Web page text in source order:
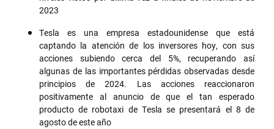
2023
Tesla es una empresa estadounidense que está
captando la atención de los inversores hoy, con sus
acciones subiendo cerca del 5%, recuperando así
algunas de las importantes pérdidas observadas desde
principios de 2024. Las acciones reaccionaron
positivamente al anuncio de que el tan esperado
producto de robotaxi de Tesla se presentará el 8 de
agosto de este año